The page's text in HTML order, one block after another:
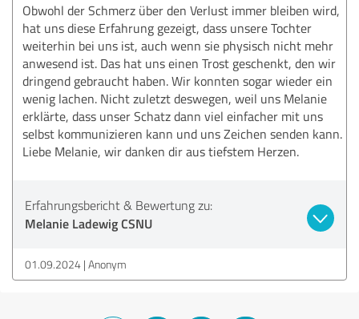
Obwohl der Schmerz über den Verlust immer bleiben wird,
hat uns diese Erfahrung gezeigt, dass unsere Tochter
weiterhin bei uns ist, auch wenn sie physisch nicht mehr
anwesend ist. Das hat uns einen Trost geschenkt, den wir
dringend gebraucht haben. Wir konnten sogar wieder ein
wenig lachen. Nicht zuletzt deswegen, weil uns Melanie
erklärte, dass unser Schatz dann viel einfacher mit uns
selbst kommunizieren kann und uns Zeichen senden kann.
Liebe Melanie, wir danken dir aus tiefstem Herzen.
Erfahrungsbericht & Bewertung zu:
Melanie Ladewig CSNU
01.09.2024 Anonym